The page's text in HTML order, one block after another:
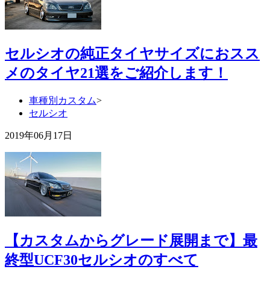
セルシオの純正タイヤサイズにおスス
メのタイヤ21選をご紹介します！
車種別カスタム>
セルシオ
2019年06月17日
【カスタムからグレード展開まで】最
終型UCF30セルシオのすべて